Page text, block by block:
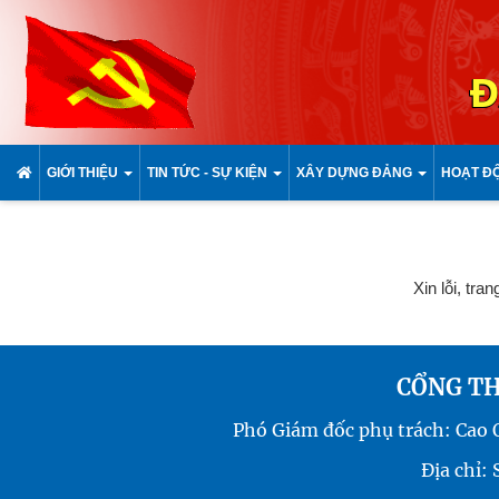
GIỚI THIỆU TIN TỨC - SỰ KIỆN XÂY DỰNG ĐẢNG HOẠT
Xin lỗi,
CỔNG
Phó Giám đốc phụ trách:
Địa chỉ: